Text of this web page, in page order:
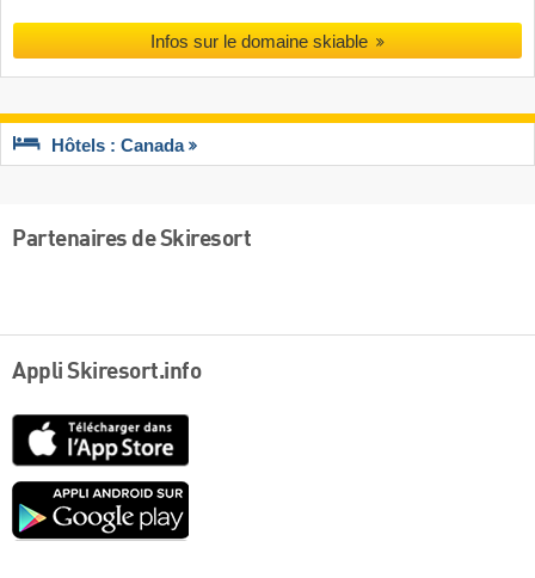
Infos sur le domaine skiable
Hôtels : Canada
Partenaires de Skiresort
Appli Skiresort.info
Google